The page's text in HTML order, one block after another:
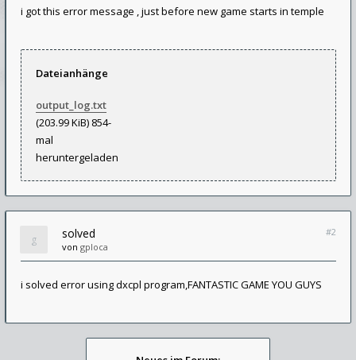
i got this error message , just before new game starts in temple
Dateianhänge
output_log.txt
(203.99 KiB) 854-
mal
heruntergeladen
solved
#2
von gploca
i solved error using dxcpl program,FANTASTIC GAME YOU GUYS